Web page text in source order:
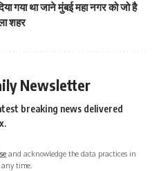
गया था जाने मुंबई महा नगर को जो है
शहर
Newsletter
breaking news delivered
and acknowledge the data practices in
any time.